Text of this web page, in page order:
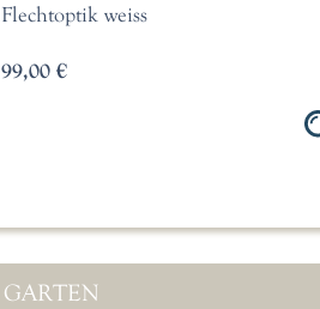
Flechtoptik weiss
99,00 €
GARTEN